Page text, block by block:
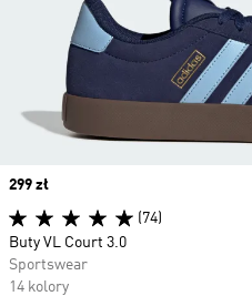
Price
299 zł
(74)
Buty VL Court 3.0
Sportswear
14 kolory